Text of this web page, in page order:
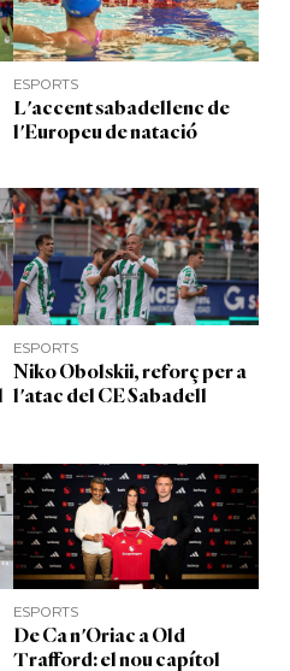
ESPORTS
L'accent sabadellenc de
l'Europeu de natació
ESPORTS
Niko Obolskii, reforç per a
l'atac del CE Sabadell
ESPORTS
De Ca n'Oriac a Old
Trafford: el nou capítol